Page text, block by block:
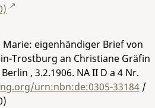
eigenhändiger Brief von
Trostburg an Christiane Gräfin
, 3.2.1906. NA II D a 4 Nr.
urn:nbn:de:0305-33184 /